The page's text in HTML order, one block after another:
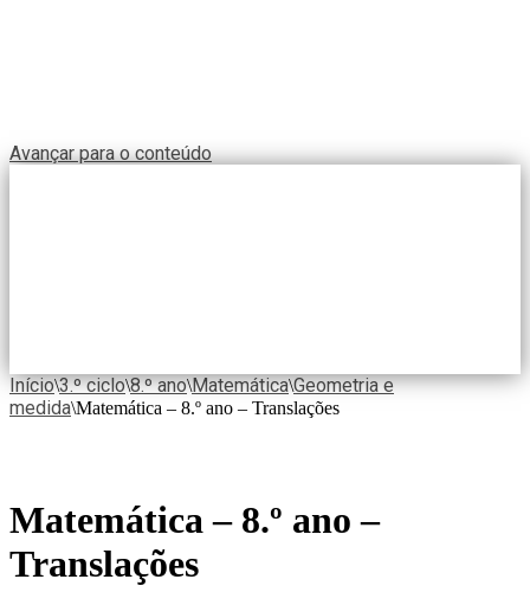
Avançar para o conteúdo
Início\3.º ciclo\8.º ano\Matemática\Geometria e
medida\Matemática – 8.º ano – Translações
Matemática – 8.º ano –
Translações